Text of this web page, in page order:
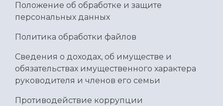
Положение об обработке и защите
персональных данных
Политика обработки файлов
Сведения о доходах, об имуществе и
обязательствах имущественного характера
руководителя и членов его семьи
Противодействие коррупции